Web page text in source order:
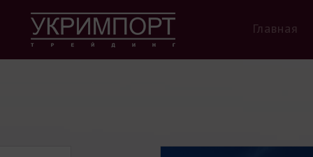
Главная